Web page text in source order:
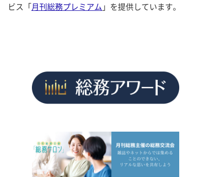
ビス「月刊総務プレミアム 」を提供しています。